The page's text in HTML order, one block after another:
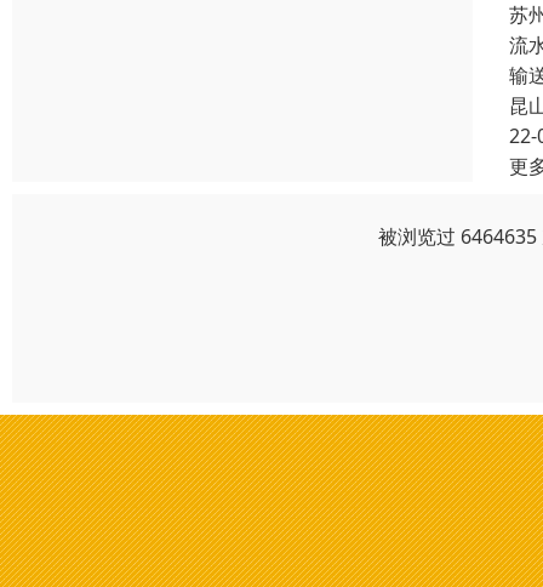
苏
流
输
昆
22-
更
被浏览过